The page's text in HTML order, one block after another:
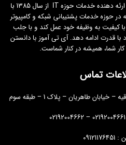
گروه فنی و مهندسی ایتی اموز ارئه دهنده خدمات حوزه IT از سال 1385 با
در حوزه خدمات پشتیبانی شبکه و کامپیوتر
کیفیت به وظیفه خود عمل کند و با جلب
با قدرت ادامه دهد. آی تی آموز با دانستن
شما، همیشه در کنار شماست.
تماس
طاهریان – پلاک 1 – طبقه سوم